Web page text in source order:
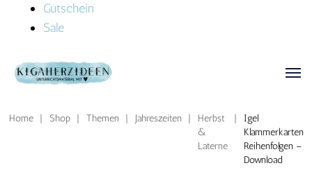
Gutschein
Sale
Home | Shop | Themen | Jahreszeiten |
Herbst
&
Laterne
|
Igel
Klammerkarten
Reihenfolgen –
Download